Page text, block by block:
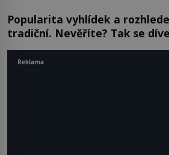
Popularita vyhlídek a
tradiční. Nevěříte? Tak se
Reklama